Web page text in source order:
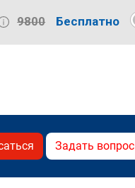
9800 Бесплатно
Задать вопрос